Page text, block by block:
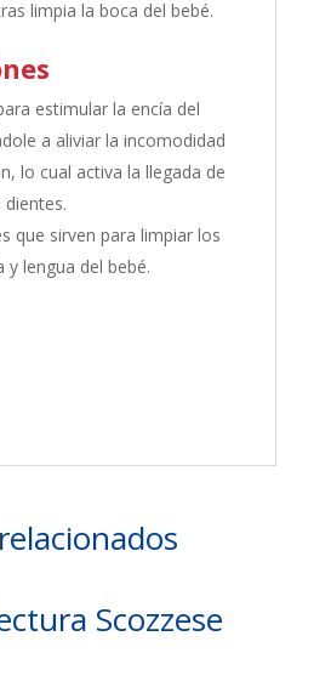
limpia la boca del bebé.
estimular la encía del
a aliviar la incomodidad
lo cual activa la llegada de
que sirven para limpiar los
y lengua del bebé.
Scozzese